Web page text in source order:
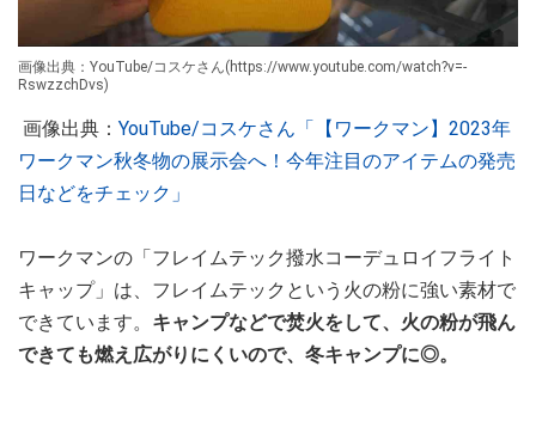
画像出典：YouTube/コスケさん(https://www.youtube.com/watch?v=-
RswzzchDvs)
画像出典： YouTube/コスケさん「【ワークマン】2023年
ワークマン秋冬物の展示会へ！今年注目のアイテムの発売
日などをチェック」
ワークマンの「フレイムテック撥水コーデュロイフライト
キャップ」は、フレイムテックという火の粉に強い素材で
できています。 キャンプなどで焚火をして、火の粉が飛ん
できても燃え広がりにくいので、冬キャンプに◎。